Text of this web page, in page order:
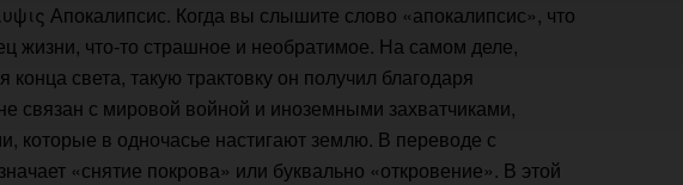
Апокалипсис. Когда вы слышите слово «апокалипсис», что
жизни, что-то страшное и необратимое. На самом деле,
конца света, такую трактовку он получил благодаря
связан с мировой войной и иноземными захватчиками,
которые в одночасье настигают землю. В переводе с
«снятие покрова» или буквально «откровение». В этой